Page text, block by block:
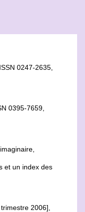
0247-2635,
0395-7659,
et un index des
2006],